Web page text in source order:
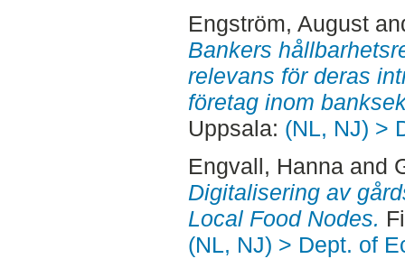
Engström, August
Bankers
relevans för deras
företag inom
Uppsala: (NL, NJ) >
Engvall, Hannaand
Digitalisering av
Local Food Nodes.
(NL, NJ) > Dept. of